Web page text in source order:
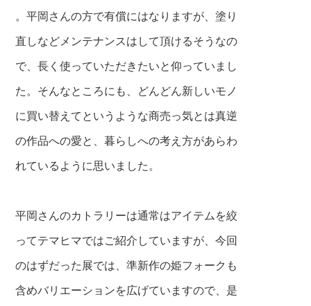
。平岡さんの方で有償にはなりますが、塗り
直しなどメンテナンスはして頂けるそうなの
で、長く使っていただきたいと仰っていまし
た。そんなところにも、どんどん新しいモノ
に買い替えてというような商売っ気とは真逆
の作品への愛と、暮らしへの考え方があらわ
れているように思いました。
平岡さんのカトラリーは通常はアイテムを絞
ってテマヒマではご紹介していますが、今回
のはずだった展では、準新作の姫フォークも
含めバリエーションを広げていますので、是